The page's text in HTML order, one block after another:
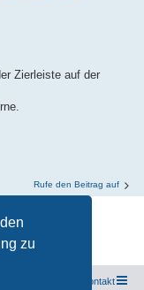
zu
Zierleiste auf der
Rufe den Beitrag auf
1von
Kontakt